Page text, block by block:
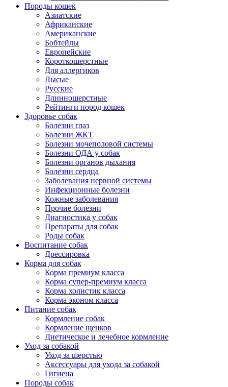
Породы кошек
Азиатские
Африканские
Американские
Бобтейлы
Европейские
Короткошерстные
Для аллергиков
Лысые
Русские
Длинношерстные
Рейтинги пород кошек
Здоровье собак
Болезни глаз
Болезни ЖКТ
Болезни мочеполовой системы
Болезни ОДА у собак
Болезни органов дыхания
Болезни сердца
Заболевания нервной системы
Инфекционные болезни
Кожные заболевания
Прочие болезни
Диагностика у собак
Препараты для собак
Роды собак
Воспитание собак
Дрессировка
Корма для собак
Корма премиум класса
Корма супер-премиум класса
Корма холистик класса
Корма эконом класса
Питание собак
Кормление собак
Кормление щенков
Диетическое и лечебное кормление
Уход за собакой
Уход за шерстью
Аксессуары для ухода за собакой
Гигиена
Породы собак